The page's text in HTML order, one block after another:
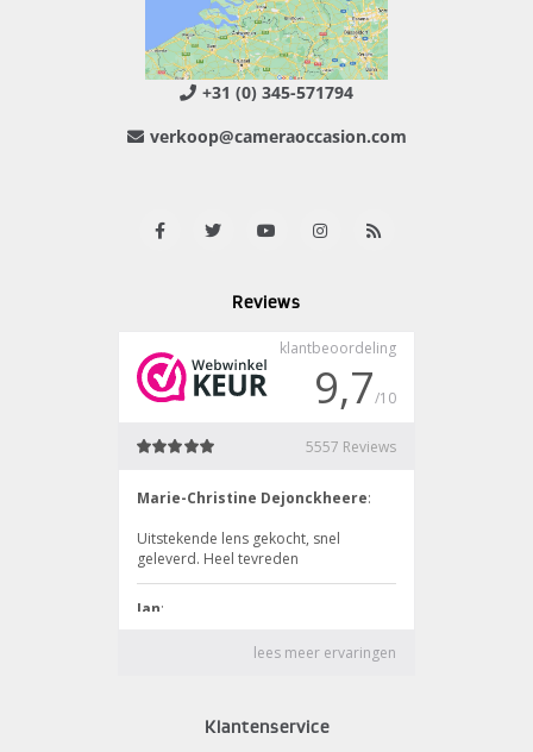
+31 (0) 345-571794
verkoop@cameraoccasion.com
Reviews
Klantenservice